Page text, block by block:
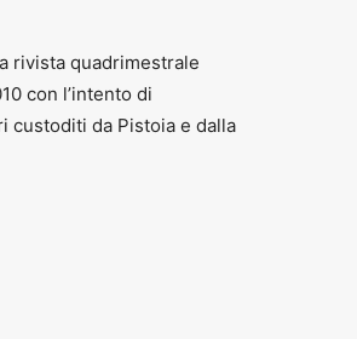
rivista quadrimestrale
con l’intento di
custoditi da Pistoia e dalla